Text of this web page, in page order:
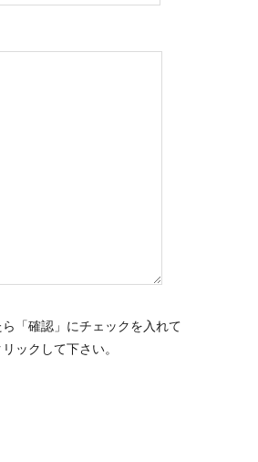
「確認」にチェックを入れて
ックして下さい。